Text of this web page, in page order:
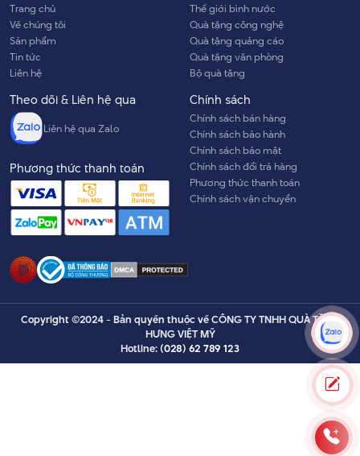
Trang chủ
Về chúng tôi
Sản phẩm
Tin tức
Liên hệ
Thế giới bình nước
Quà tặng công nghệ
Quà tặng quảng cáo
Quà tặng văn phòng
Bộ quà tặng
Chính sách
Chính sách bán hàng
Chính sách bảo hành
Chính sách bảo mật
Chính sách đổi trả hàng
Phương thức thanh toán
Chính sách vận chuyển
Theo dõi & Liên hệ qua
Liên hệ qua Zalo
Phương thức thanh toán
Copyright ©2024 - Bản quyền thuộc về CÔNG TY TNHH QUÀ TẶNG
HƯNG VIỆT MỸ
Hotline:(028) 62 789 123